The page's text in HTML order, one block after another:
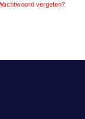
vergeten?